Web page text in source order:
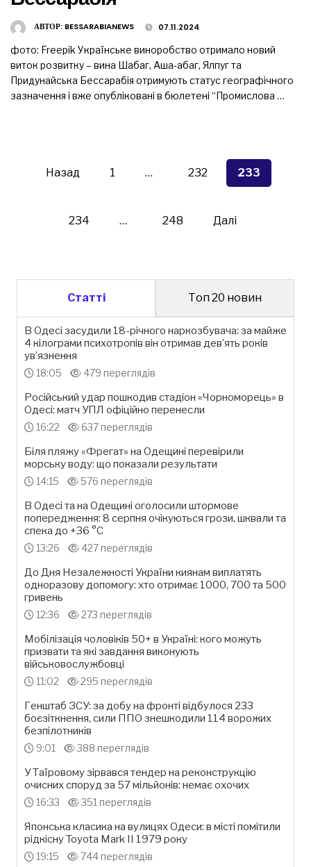
АВТОР: BESSARABIANEWS 07.11.2024
фото: Freepik Українське виноробство отримало новий
виток розвитку – вина Шабаг, Аша-абаг, Ялпуг та
Придунайська Бессарабія отримують статус географічного
зазначення і вже опубліковані в бюлетені “Промислова …
записів
Назад 1 … 232 233
234 … 248 Далі
Статті Топ 20 новин
В Одесі засудили 18-річного наркозбувача: за майже
4 кілограми психотропів він отримав дев’ять років
ув’язнення
18:05 479 переглядів
Російський удар пошкодив стадіон «Чорноморець» в
Одесі: матч УПЛ офіційно перенесли
16:22 637 переглядів
Біля пляжу «Фрегат» на Одещині перевірили
морську воду: що показали результати
14:15 576 переглядів
В Одесі та на Одещині оголосили штормове
попередження: 8 серпня очікуються грози, шквали та
спека до +36 °С
13:26 427 переглядів
До Дня Незалежності України киянам виплатять
одноразову допомогу: хто отримає 1000, 700 та 500
гривень
12:36 273 переглядів
Мобілізація чоловіків 50+ в Україні: кого можуть
призвати та які завдання виконують
військовослужбовці
11:02 295 переглядів
Генштаб ЗСУ: за добу на фронті відбулося 233
боєзіткнення, сили ППО знешкодили 114 ворожих
безпілотників
9:01 388 переглядів
У Таїровому зірвався тендер на реконструкцію
очисних споруд за 57 мільйонів: немає охочих
16:33 351 переглядів
Японська класика на вулицях Одеси: в місті помітили
рідкісну Toyota Mark II 1979 року
19:15 744 переглядів